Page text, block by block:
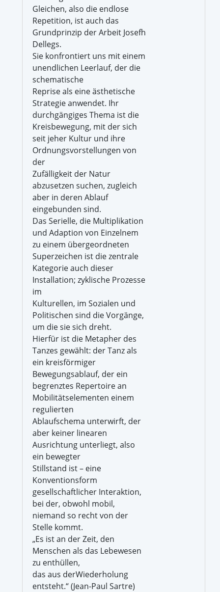
Gleichen, also die endlose
Repetition, ist auch das
Grundprinzip der Arbeit Josefh
Dellegs.
Sie konfrontiert uns mit einem
unendlichen Leerlauf, der die
schematische
Reprise als eine ästhetische
Strategie anwendet. Ihr
durchgängiges Thema ist die
Kreisbewegung, mit der sich
seit jeher Kultur und ihre
Ordnungsvorstellungen von
der
Zufälligkeit der Natur
abzusetzen suchen, zugleich
aber in deren Ablauf
eingebunden sind.
Das Serielle, die Multiplikation
und Adaption von Einzelnem
zu einem übergeordneten
Superzeichen ist die zentrale
Kategorie auch dieser
Installation; zyklische Prozesse
im
Kulturellen, im Sozialen und
Politischen sind die Vorgänge,
um die sie sich dreht.
Hierfür ist die Metapher des
Tanzes gewählt: der Tanz als
ein kreisförmiger
Bewegungsablauf, der ein
begrenztes Repertoire an
Mobilitätselementen einem
regulierten
Ablaufschema unterwirft, der
aber keiner linearen
Ausrichtung unterliegt, also
ein bewegter
Stillstand ist – eine
Konventionsform
gesellschaftlicher Interaktion,
bei der, obwohl mobil,
niemand so recht von der
Stelle kommt.
„Es ist an der Zeit, den
Menschen als das Lebewesen
zu enthüllen,
das aus derWiederholung
entsteht.“ (Jean-Paul Sartre)